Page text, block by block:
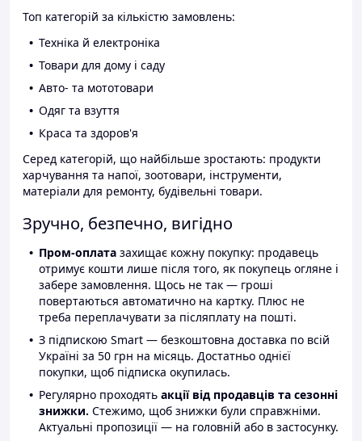
Топ категорій за кількістю замовлень:
Техніка й електроніка
Товари для дому і саду
Авто- та мототовари
Одяг та взуття
Краса та здоров'я
Серед категорій, що найбільше зростають: продукти
харчування та напої, зоотовари, інструменти,
матеріали для ремонту, будівельні товари.
Зручно, безпечно, вигідно
Пром-оплата захищає кожну покупку: продавець
отримує кошти лише після того, як покупець огляне і
забере замовлення. Щось не так — гроші
повертаються автоматично на картку. Плюс не
треба переплачувати за післяплату на пошті.
З підпискою Smart — безкоштовна доставка по всій
Україні за 50 грн на місяць. Достатньо однієї
покупки, щоб підписка окупилась.
Регулярно проходять акції від продавців та сезонні
знижки. Стежимо, щоб знижки були справжніми.
Актуальні пропозиції — на головній або в застосунку.